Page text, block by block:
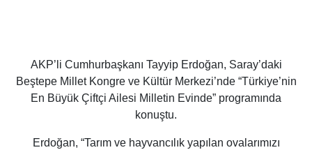
AKP’li Cumhurbaşkanı Tayyip Erdoğan, Saray’daki
Beştepe Millet Kongre ve Kültür Merkezi’nde “Türkiye’nin
En Büyük Çiftçi Ailesi Milletin Evinde” programında
konuştu.
Erdoğan, “Tarım ve hayvancılık yapılan ovalarımızı